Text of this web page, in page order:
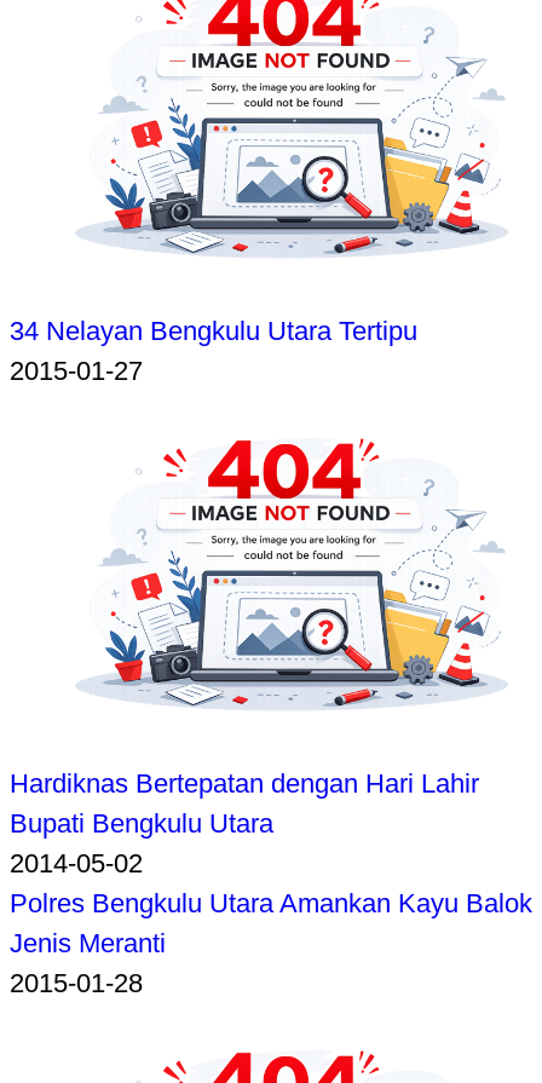
34 Nelayan Bengkulu Utara Tertipu
2015-01-27
Hardiknas Bertepatan dengan Hari Lahir
Bupati Bengkulu Utara
2014-05-02
Polres Bengkulu Utara Amankan Kayu Balok
Jenis Meranti
2015-01-28